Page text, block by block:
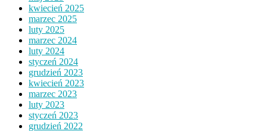
kwiecień 2025
marzec 2025
luty 2025
marzec 2024
luty 2024
styczeń 2024
grudzień 2023
kwiecień 2023
marzec 2023
luty 2023
styczeń 2023
grudzień 2022